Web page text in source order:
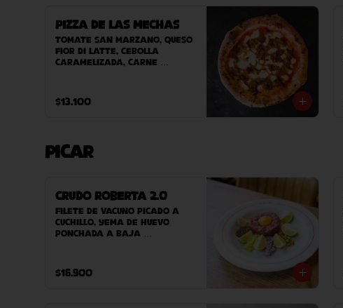
Pizza de las Mechas
Tomate San Marzano, queso
Fior Di Latte, cebolla
caramelizada, carne
$13.100
Picar
Crudo Roberta 2.0
Filete de vacuno picado a
cuchillo, yema de huevo
ponchada a baja
mayonesa de alcaparra,
mostaza balsámica Roberta,
$16.900